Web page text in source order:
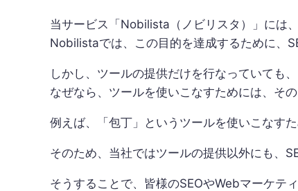
当サービス「Nobilista（ノビリスタ）」には
Nobilistaでは、この目的を達成するために、
しかし、ツールの提供だけを行なっていても
なぜなら、ツールを使いこなすためには、そ
例えば、「包丁」というツールを使いこなす
そのため、当社ではツールの提供以外にも、
そうすることで、皆様のSEOやWebマーケテ